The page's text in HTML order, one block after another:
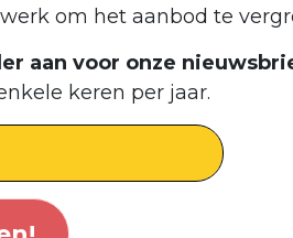
om het aanbod te
aan voor onze
keren per jaar.